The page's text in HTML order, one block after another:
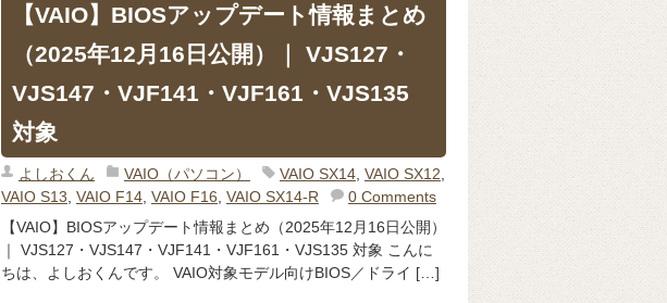
【VAIO】BIOSアップデート情報まとめ
（2025年12月16日公開）｜ VJS127・
VJS147・VJF141・VJF161・VJS135
対象
よしおくん VAIO（パソコン） VAIO SX14, VAIO SX12
VAIO S13 VAIO F14, VAIO F16 VAIO SX14-R
0 Comments
【VAIO】BIOSアップデート情報まとめ（2025年12月16日公開）
｜ VJS127・VJS147・VJF141・VJF161・VJS135 対象 こんに
ちは、よしおくんです。 VAIO対象モデル向けBIOS／ドライ […]